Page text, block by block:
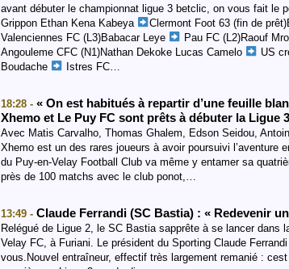
avant débuter le championnat ligue 3 betclic, on vous fait le
Grippon Ethan Kena Kabeya
Clermont Foot 63 (fin de
Valenciennes FC (L3)Babacar Leye
Pau FC (L2)Raouf
Angouleme CFC (N1)Nathan Dekoke Lucas Camelo
US
Boudache
Istres FC…
18:28 - « On est habitués à repartir d’une feuille
Xhemo et Le Puy FC sont prêts à débuter la Ligue 3
Avec Matis Carvalho, Thomas Ghalem, Edson Seidou,
Xhemo est un des rares joueurs à avoir poursuivi l’aventure
du Puy-en-Velay Football Club va même y entamer sa
près de 100 matchs avec le club ponot,…
13:49 - Claude Ferrandi (SC Bastia) : « Redevenir
Relégué de Ligue 2, le SC Bastia sapprête à se lancer
Velay FC, à Furiani. Le président du Sporting Claude
vous.Nouvel entraîneur, effectif très largement remanié :